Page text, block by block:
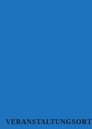
VERANSTALTUNGSORT